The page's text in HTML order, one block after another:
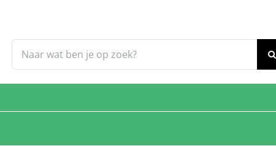
naar: